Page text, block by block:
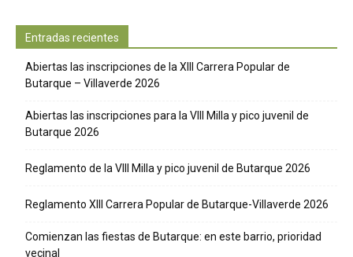
Entradas recientes
Abiertas las inscripciones de la XIII Carrera Popular de
Butarque – Villaverde 2026
Abiertas las inscripciones para la VIII Milla y pico juvenil de
Butarque 2026
Reglamento de la VIII Milla y pico juvenil de Butarque 2026
Reglamento XIII Carrera Popular de Butarque-Villaverde 2026
Comienzan las fiestas de Butarque: en este barrio, prioridad
vecinal